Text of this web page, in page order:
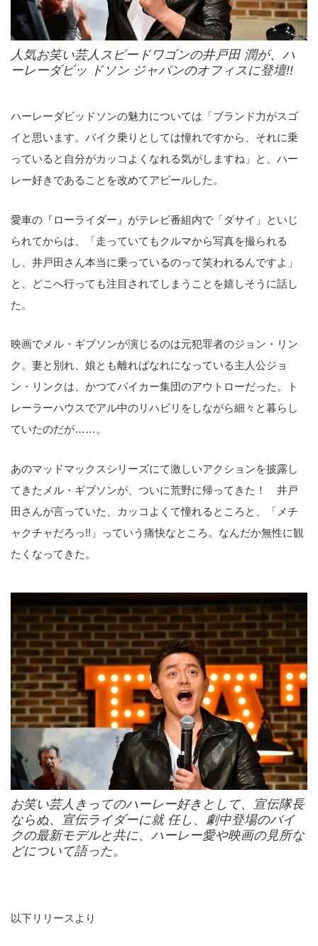
人気お笑い芸人スピードワゴンの井戸田 潤が、ハ
ーレーダビッ ドソン ジャパンのオフィスに登壇!!
ハーレーダビッドソンの魅力については「ブランド力がスゴ
イと思います。バイク乗りとしては憧れですから、それに乗
っていると自分がカッコよくなれる気がしますね」と、ハー
レー好きであることを改めてアピールした。
愛車の『ローライダー』がテレビ番組内で「ダサイ」といじ
られてからは、「走っていてもクルマから写真を撮られる
し、井戸田さん本当に乗っているのって笑われるんですよ」
と、どこへ行っても注目されてしまうことを嬉しそうに話し
た。
映画でメル・ギブソンが演じるのは元犯罪者のジョン・リン
ク。妻と別れ、娘とも離ればなれになっている主人公ジョ
ン・リンクは、かつてバイカー集団のアウトローだった。ト
レーラーハウスでアル中のリハビリをしながら細々と暮らし
ていたのだが……。
あのマッドマックスシリーズにて激しいアクションを披露し
てきたメル・ギブソンが、ついに荒野に帰ってきた！ 井戸
田さんが言っていた、カッコよくて憧れるところと、「メチ
ャクチャだろっ!!」っていう痛快なところ。なんだか無性に観
たくなってきた。
お笑い芸人きってのハーレー好きとして、宣伝隊長
ならぬ、宣伝ライダーに就 任し、劇中登場のバイ
クの最新モデルと共に、ハーレー愛や映画の見所な
どについて語った。
以下リリースより